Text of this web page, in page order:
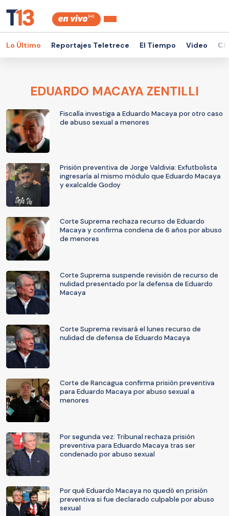
Lo Último Reportajes Teletrece El Tiempo Video
EDUARDO MACAYA ZENTILLI
Fiscalía investiga a Eduardo Macaya por otro caso
de abuso sexual a menores
Prisión preventiva de Jorge Valdivia: Exfutbolista
ingresaría al mismo módulo que Eduardo Macaya
y exalcalde Godoy
Corte Suprema rechaza recurso de Eduardo
Macaya y confirma condena de 6 años por abuso
de menores
Corte Suprema suspende revisión de recurso de
nulidad presentado por la defensa de Eduardo
Macaya
Corte Suprema revisará el lunes recurso de
nulidad de defensa de Eduardo Macaya
Corte de Rancagua confirma prisión preventiva
para Eduardo Macaya por abuso sexual a
menores
Por segunda vez: Tribunal rechaza prisión
preventiva para Eduardo Macaya tras ser
condenado por abuso sexual
Por qué Eduardo Macaya no quedó en prisión
preventiva si fue declarado culpable por abuso
sexual